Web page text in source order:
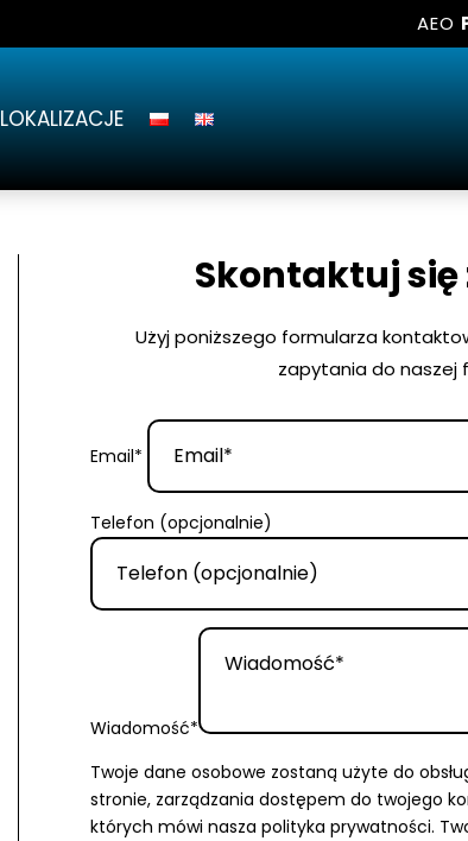
AEO
LOKALIZACJE
Skontaktuj się
Użyj poniższego formularza
zapytania do naszej
Email*
Telefon (opcjonalnie)
Wiadomość*
Twoje dane osobowe zostaną użyte do
stronie, zarządzania dostępem do twojego
których mówi nasza polityka prywatności.